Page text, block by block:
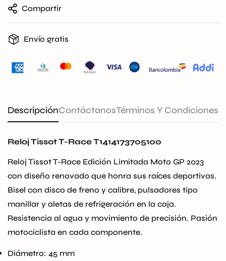
Compartir
Envío gratis
DescripciónContáctanosTérminos Y Condiciones
Reloj Tissot T-Race T1414173705100
Reloj Tissot T-Race Edición Limitada Moto GP 2023
con diseño renovado que honra sus raíces deportivas.
Bisel con disco de freno y calibre, pulsadores tipo
manillar y aletas de refrigeración en la caja.
Resistencia al agua y movimiento de precisión. Pasión
motociclista en cada componente.
Diámetro: 45 mm